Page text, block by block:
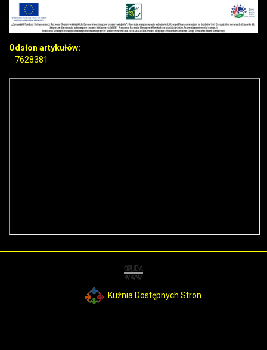
Odsłon artykułów:
7628381
Kuźnia Dostępnych Stron